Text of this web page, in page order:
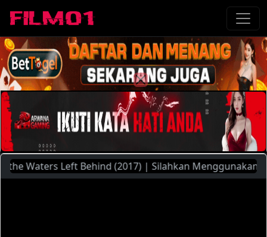
Left Behind (2017) | Silahkan Menggunakan